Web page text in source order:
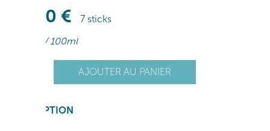
,90 €
7 sticks
/ 100ml
AJOUTER AU PANIER
DESCRIPTION